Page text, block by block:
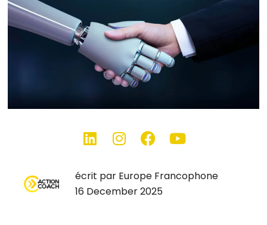
écrit par Europe Francophone
16 December 2025